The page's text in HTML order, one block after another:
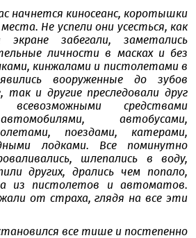
начнется киносеанс, коротышки
Не успели они усесться, как
забегали, заметались
личности в масках и без
кинжалами и пистолетами в
вооруженные до зубов
так и другие преследовали друг
всевозможными средствами
автобусами,
поездами, катерами,
лодками. Все поминутно
шлепались в воду,
других, дрались чем попало,
из пистолетов и автоматов.
от страха, глядя на все эти
все тише и постепенно